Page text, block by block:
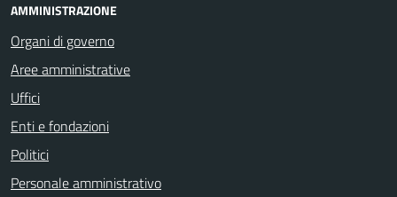
AMMINISTRAZIONE
Organi di governo
Aree amministrative
Uffici
Enti e fondazioni
Politici
Personale amministrativo